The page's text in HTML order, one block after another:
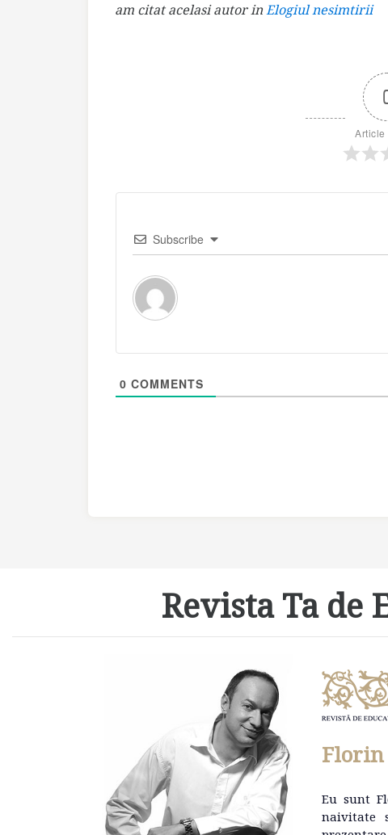
am citat acelasi autor inElogiul nesimtirii
Article
Subscribe
0 COMMENTS
Revista Ta
Eu sunt
naivitate